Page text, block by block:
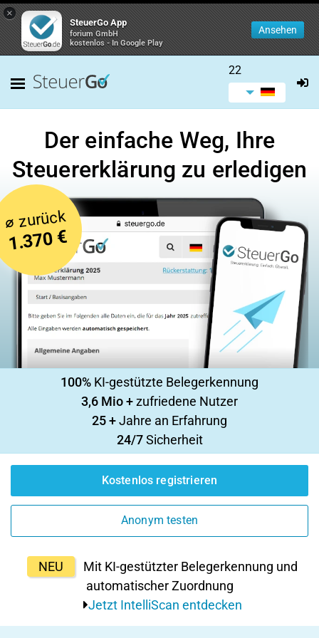
×
SteuerGo App
forium GmbH
kostenlos - In Google Play
Ansehen
22
Der einfache Weg, Ihre
Steuererklärung zu erledigen
⌀ zurück
1.370 €
100% KI-gestützte Belegerkennung
3,6 Mio +zufriedene Nutzer
25 +Jahre an Erfahrung
24/7Sicherheit
Kostenlos registrieren
Anonym testen
NEU
Mit KI-gestützter Belegerkennung und
automatischer Zuordnung
Jetzt IntelliScan entdecken